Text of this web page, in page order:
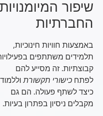
שיפור המיומנויות
החברתיות
באמצעות חוויות חינוכיות,
תלמידים משתתפים בפעילויות
קבוצתיות. זה מסייע להם
לפתחכישורי תקשורתוללמוד
כיצד לשתף פעולה. הם גם
מקבלים ניסיון בפתרון בעיות.